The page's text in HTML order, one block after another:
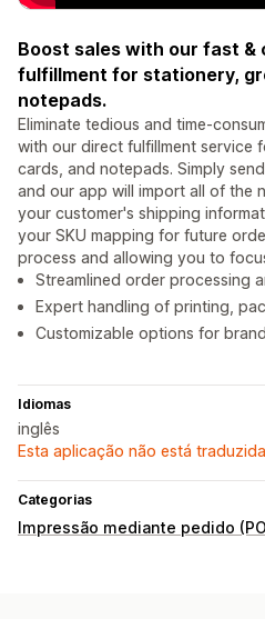
Boost sales with our fast
fulfillment for stationery,
notepads.
Eliminate tedious and time-
with our direct fulfillment service
cards, and notepads. Simply
and our app will import all of the
your customer's shipping
your SKU mapping for future
process and allowing you to
Streamlined order processing
Expert handling of printing,
Customizable options for
Idiomas
inglês
Esta aplicação não está
Categorias
Impressão mediante pedido